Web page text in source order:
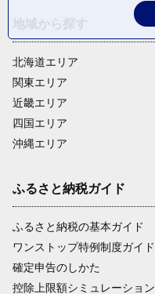
北海道エリア
関東エリア
近畿エリア
四国エリア
沖縄エリア
ふるさと納税ガイド
ふるさと納税の基本ガイド
ワンストップ特例制度ガイド
確定申告のしかた
控除上限額シミュレーション